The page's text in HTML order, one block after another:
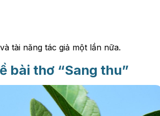
tài năng tác giả một lần nữa.
bài thơ “Sang thu”